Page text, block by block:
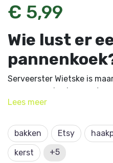
€ 5,99
Wie lust er
Serveerster Wietske is
een pannenkoeken-
restaurant komt, dan
pannenkoek met jam.
Dit artikel komt uit
ontworpen door Alie
Lees meer
bakken Etsy
kerst
+5